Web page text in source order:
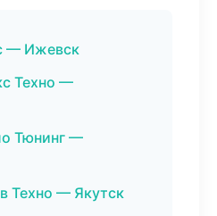
— Ижевск
Техно —
Тюнинг —
Техно — Якутск